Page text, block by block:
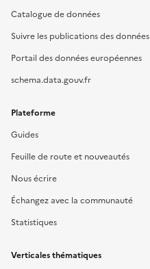
Catalogue de données
Suivre les publications des données
Portail des données européennes
schema.data.gouv.fr
Plateforme
Guides
Feuille de route et nouveautés
Nous écrire
Échangez avec la communauté
Statistiques
Verticales thématiques